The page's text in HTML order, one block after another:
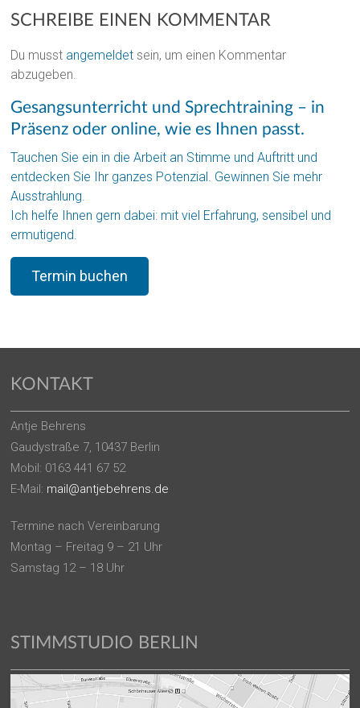
SCHREIBE EINEN KOMMENTAR
Du musst angemeldet sein, um einen Kommentar
abzugeben.
Gesangsunterricht und Sprechtraining – in
Präsenz oder online, wie es Ihnen passt.
Tauchen Sie ein in die Arbeit an Stimme und Auftritt und
entdecken Sie Ihr ganzes Potenzial. Gewinnen Sie mehr
Ausstrahlung.
Ich helfe Ihnen gern dabei: mit viel Erfahrung, sensibel und
ermutigend.
Termin buchen
KONTAKT
Antje Behrens
Gaudystraße 7, 10437 Berlin
Mobil: 0163 441 67 52
E-Mail: mail@antjebehrens.de
Termine nach Vereinbarung
Montag – Freitag 9 – 21 Uhr
Samstag 12 – 18 Uhr
STIMMSTUDIO BERLIN